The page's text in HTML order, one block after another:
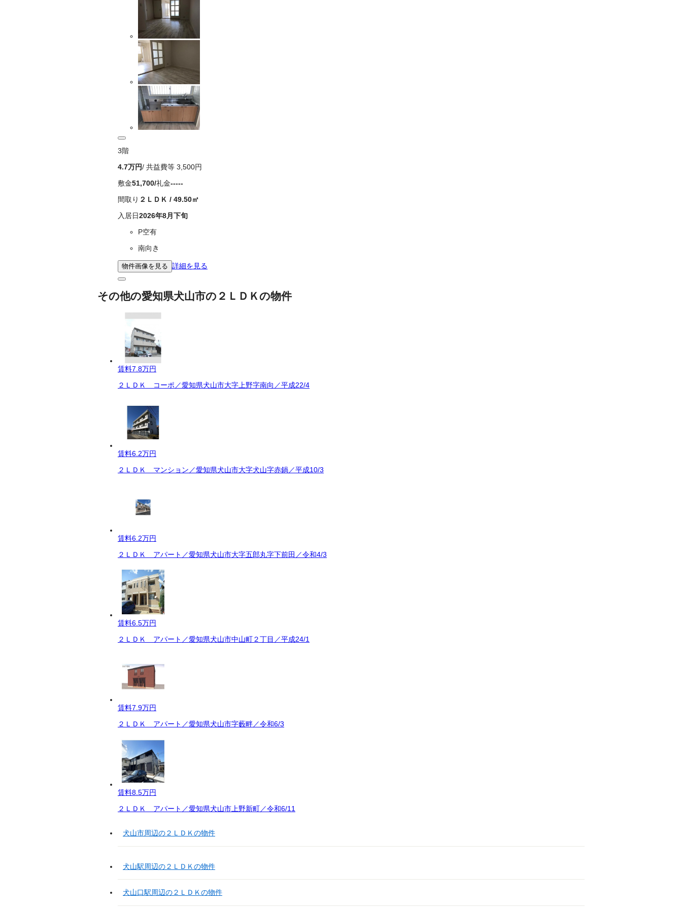
3階
4.7万円/ 共益費等 3,500円
敷金51,700/礼金-----
間取り ２ＬＤＫ / 49.50㎡
入居日2026年8月下旬
P空有
南向き
物件画像を見る 詳細を見る
その他の愛知県犬山市の２ＬＤＫの物件
賃料7.8万円
２ＬＤＫ コーポ／愛知県犬山市大字上野字南向／平成22/4
賃料6.2万円
２ＬＤＫ マンション／愛知県犬山市大字犬山字赤鍋／平成10/3
賃料6.2万円
２ＬＤＫ アパート／愛知県犬山市大字五郎丸字下前田／令和4/3
賃料6.5万円
２ＬＤＫ アパート／愛知県犬山市中山町２丁目／平成24/1
賃料7.9万円
２ＬＤＫ アパート／愛知県犬山市字藪畔／令和6/3
賃料8.5万円
２ＬＤＫ アパート／愛知県犬山市上野新町／令和6/11
犬山市周辺の２ＬＤＫの物件
犬山駅周辺の２ＬＤＫの物件
犬山口駅周辺の２ＬＤＫの物件